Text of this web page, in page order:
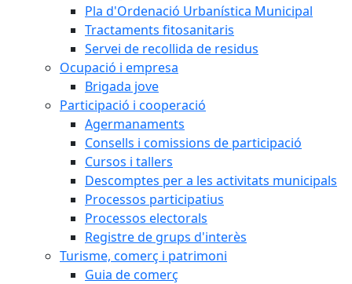
Pla d'Ordenació Urbanística Municipal
Tractaments fitosanitaris
Servei de recollida de residus
Ocupació i empresa
Brigada jove
Participació i cooperació
Agermanaments
Consells i comissions de participació
Cursos i tallers
Descomptes per a les activitats municipals
Processos participatius
Processos electorals
Registre de grups d'interès
Turisme, comerç i patrimoni
Guia de comerç